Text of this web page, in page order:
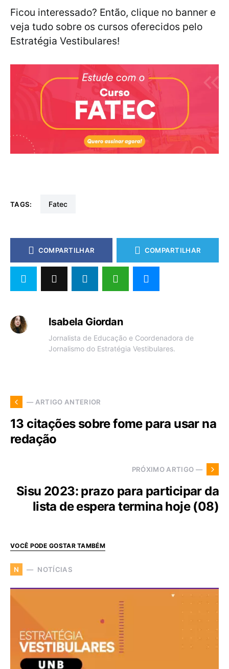
Ficou interessado? Então, clique no banner e
veja tudo sobre os cursos oferecidos pelo
Estratégia Vestibulares!
TAGS: fatec
COMPARTILHAR COMPARTILHAR
Isabela Giordan
Jornalista de Educação e Coordenadora de
Jornalismo do Estratégia Vestibulares.
— ARTIGO ANTERIOR
13 citações sobre fome para usar na
redação
PRÓXIMO ARTIGO —
Sisu 2023: prazo para participar da
lista de espera termina hoje (08)
VOCÊ PODE GOSTAR TAMBÉM
N NOTÍCIAS